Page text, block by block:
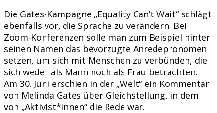
Die Gates-Kampagne „Equality Can’t Wait“ schlägt
ebenfalls vor, die Sprache zu verändern. Bei
Zoom-Konferenzen solle man zum Beispiel hinter
seinen Namen das bevorzugte Anredepronomen
setzen, um sich mit Menschen zu verbünden, die
sich weder als Mann noch als Frau betrachten.
Am 30. Juni erschien in der „Welt“ ein Kommentar
von Melinda Gates über Gleichstellung, in dem
von „Aktivist*innen“ die Rede war.